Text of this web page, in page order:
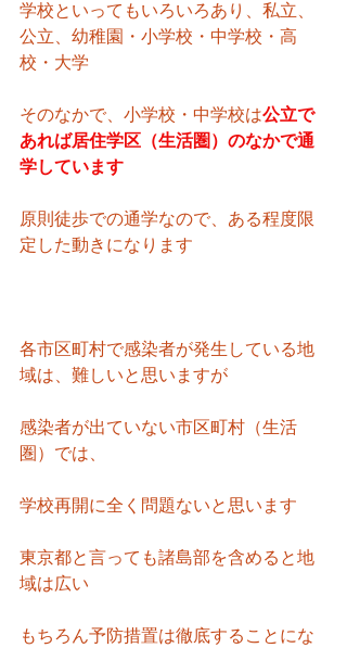
学校といってもいろいろあり、私立、
公立、幼稚園・小学校・中学校・高
校・大学
そのなかで、小学校・中学校は公立で
あれば居住学区（生活圏）のなかで通
学しています
原則徒歩での通学なので、ある程度限
定した動きになります
各市区町村で感染者が発生している地
域は、難しいと思いますが
感染者が出ていない市区町村（生活
圏）では、
学校再開に全く問題ないと思います
東京都と言っても諸島部を含めると地
域は広い
もちろん予防措置は徹底することにな